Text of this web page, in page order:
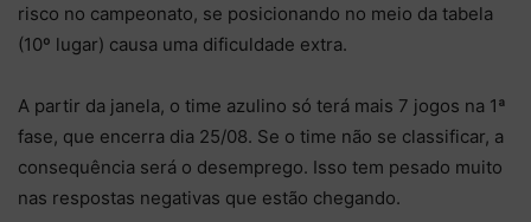
risco no campeonato, se posicionando no meio da tabela
(10º lugar) causa uma dificuldade extra.
A partir da janela, o time azulino só terá mais 7 jogos na 1ª
fase, que encerra dia 25/08. Se o time não se classificar, a
consequência será o desemprego. Isso tem pesado muito
nas respostas negativas que estão chegando.